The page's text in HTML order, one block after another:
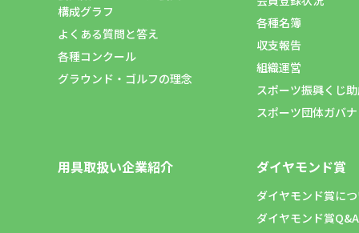
構成グラフ
よくある質問と答え
各種コンクール
グラウンド・ゴルフの理念
各種名簿
収支報告
組織運営
スポーツ振興くじ
スポーツ団体ガバ
用具取扱い企業紹介 ダイヤモンド賞
ダイヤモンド賞に
ダイヤモンド賞Q&A